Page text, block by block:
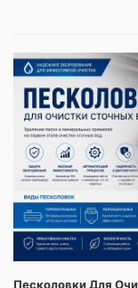
Песколовки Для